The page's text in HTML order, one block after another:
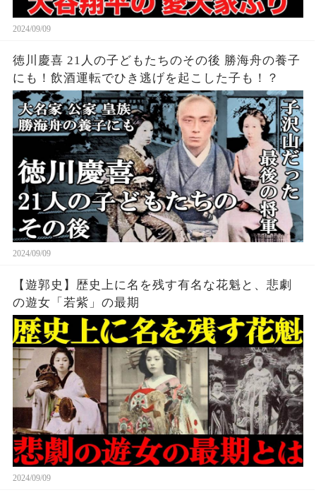
2024/09/09
徳川慶喜 21人の子どもたちのその後 勝海舟の養子
にも！飲酒運転でひき逃げを起こした子も！？
2024/09/09
【遊郭史】歴史上に名を残す有名な花魁と、悲劇
の遊女「若紫」の最期
2024/09/09